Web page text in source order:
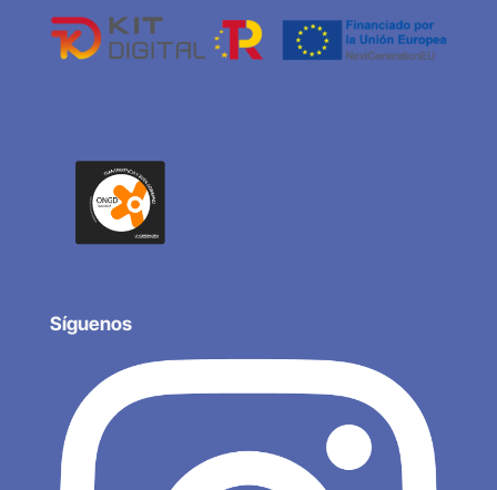
Síguenos